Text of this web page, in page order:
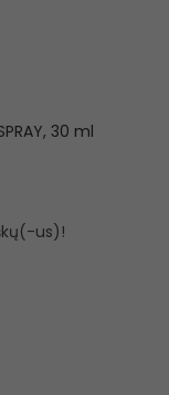
30 ml
us)!